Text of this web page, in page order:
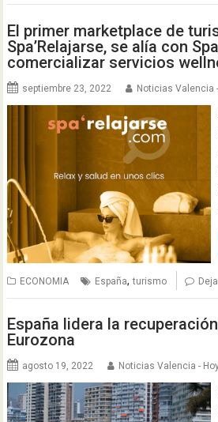
El primer marketplace de
Spa’Relajarse, se alía con
comercializar servicios
septiembre 23, 2022 Noticias Valencia
ECONOMIA España,turismo
España lidera la
Eurozona
agosto 19, 2022 Noticias Valencia -